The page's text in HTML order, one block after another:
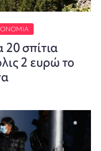
σπίτια
2 ευρώ το